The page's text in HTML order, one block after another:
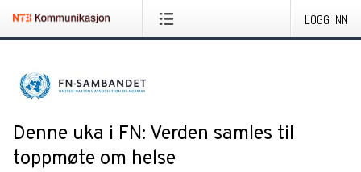
LOGG INN
Denne uka i FN: Verden samles til
toppmøte om helse